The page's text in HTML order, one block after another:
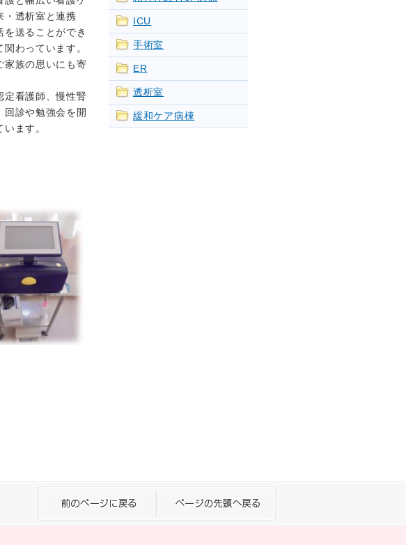
・透析室と連携
を送ることができ
わっています。
家族の思いにも寄
定看護師、慢性腎
回診や勉強会を開
ます。
ICU
手術室
ER
透析室
緩和ケア病棟